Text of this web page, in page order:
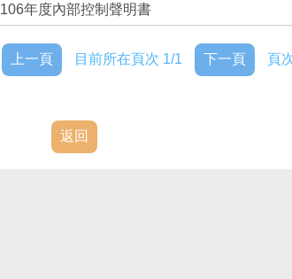
106年度內部控制聲明書
上一頁 目前所在頁次 1/1 下一頁 頁
返回